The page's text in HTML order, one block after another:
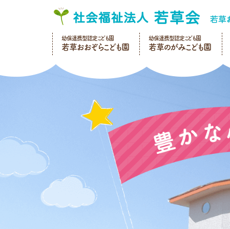
幼保連携型認定こども園
若草おおぞらこども園
幼保連携型認定こども園
若草のがみこども園